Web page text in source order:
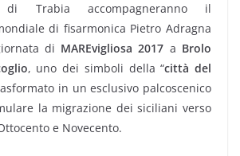
Trabia accompagneranno il
di fisarmonica Pietro Adragna
di MAREvigliosa 2017 a Brolo
, uno dei simboli della “città del
in un esclusivo palcoscenico
la migrazione dei siciliani verso
e Novecento.